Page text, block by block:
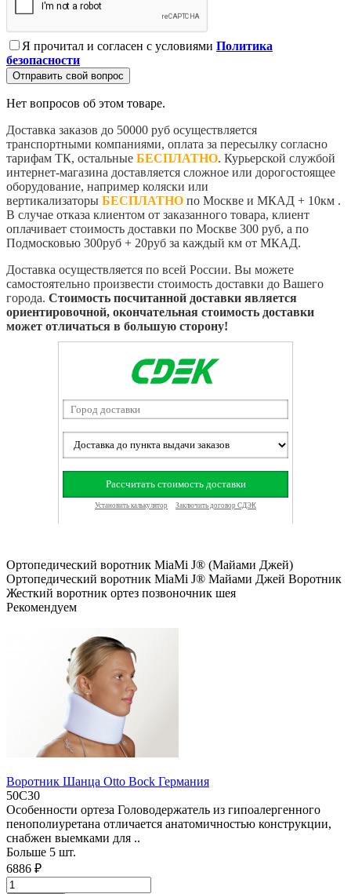
Я прочитал и согласен с условиями Политика
безопасности
Отправить свой вопрос
Нет вопросов об этом товаре.
Доставка заказов до 50000 руб осуществляется
транспортными компаниями, оплата за пересылку согласно
тарифам ТК, остальные БЕСПЛАТНО. Курьерской службой
интернет-магазина доставляется сложное или дорогостоящее
оборудование, например коляски или
вертикализаторы БЕСПЛАТНО по Москве и МКАД + 10км .
В случае отказа клиентом от заказанного товара, клиент
оплачивает стоимость доставки по Москве 300 руб, а по
Подмосковью 300руб + 20руб за каждый км от МКАД.
Доставка осуществляется по всей России. Вы можете
самостоятельно произвести стоимость доставки до Вашего
города. Стоимость посчитанной доставки является
ориентировочной, окончательная стоимость доставки
может отличаться в большую сторону!
Ортопедический воротник MiaMi J® (Майами Джей)
Ортопедический воротник MiaMi J® Майами Джей Воротник
Жесткий воротник ортез позвоночник шея
Рекомендуем
Воротник Шанца Otto Bock Германия
50С30
Особенности ортеза Головодержатель из гипоалергенного
пенополиуретана отличается анатомичностью конструкции,
снабжен выемками для ..
Больше 5 шт.
6886 ₽